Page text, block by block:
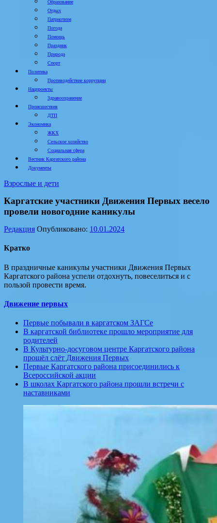
Образование
Отдых
Патриотизм
Погода
Помощь
Праздник
Природа
Спорт
Политика
Противодействие коррупции
Нацпроекты
Здравоохранение
Происшествия
ДТП
Экономика
ЖКХ
Сельское хозяйство
Социальная сфера
Вестник Каргатского района
Документы
Взрослые и дети
Каргатские участники Движения Первых весело
провели новогодние каникулы
Редакция Опубликовано: 10.01.2024
Кратко
В праздничные каникулы участники Движения Первых
Каргатского района успели отдохнуть, повеселиться и с
пользой провести время.
Движение первых
Первые побывали в каргатском ЗАГСе
В каргатской библиотеке прошло мероприятие для
родителей
В Культурно-досуговом центре Каргатского района
прошёл слёт Движения Первых
Первые Каргатского района присоединились к
Всероссийской акции
В школах Каргатского района прошли встречи с
наставниками